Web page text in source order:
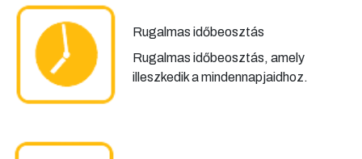
Rugalmas időbeosztás
Rugalmas időbeosztás, amely
illeszkedik a mindennapjaidhoz.